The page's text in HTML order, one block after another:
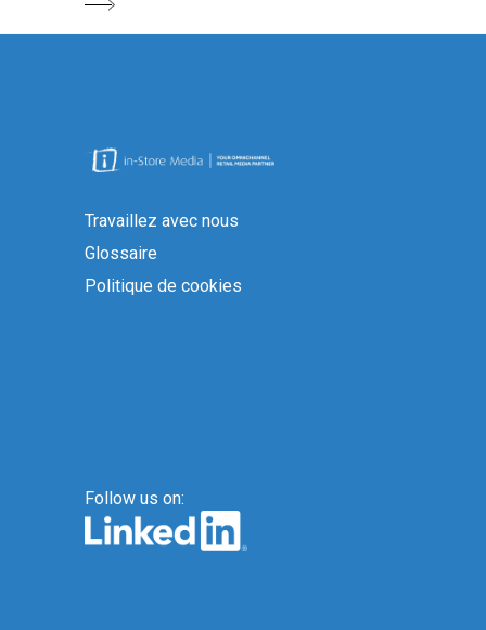
Travaillez avec nous
Glossaire
Politique de cookies
Follow us on: